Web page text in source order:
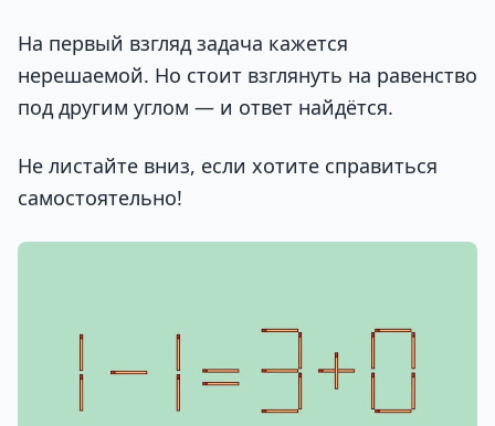
На первый взгляд задача кажется
нерешаемой. Но стоит взглянуть на равенство
под другим углом — и ответ найдётся.
Не листайте вниз, если хотите справиться
самостоятельно!